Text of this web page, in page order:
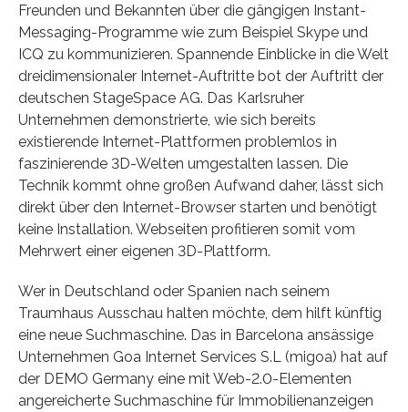
Freunden und Bekannten über die gängigen Instant-
Messaging-Programme wie zum Beispiel Skype und
ICQ zu kommunizieren. Spannende Einblicke in die Welt
dreidimensionaler Internet-Auftritte bot der Auftritt der
deutschen StageSpace AG. Das Karlsruher
Unternehmen demonstrierte, wie sich bereits
existierende Internet-Plattformen problemlos in
faszinierende 3D-Welten umgestalten lassen. Die
Technik kommt ohne großen Aufwand daher, lässt sich
direkt über den Internet-Browser starten und benötigt
keine Installation. Webseiten profitieren somit vom
Mehrwert einer eigenen 3D-Plattform.
Wer in Deutschland oder Spanien nach seinem
Traumhaus Ausschau halten möchte, dem hilft künftig
eine neue Suchmaschine. Das in Barcelona ansässige
Unternehmen Goa Internet Services S.L (migoa) hat auf
der DEMO Germany eine mit Web-2.0-Elementen
angereicherte Suchmaschine für Immobilienanzeigen